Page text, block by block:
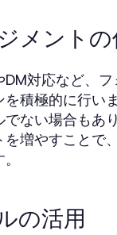
メントの
対応など、
を積極的に行い
でない場合もあ
を増やすことで
の活用